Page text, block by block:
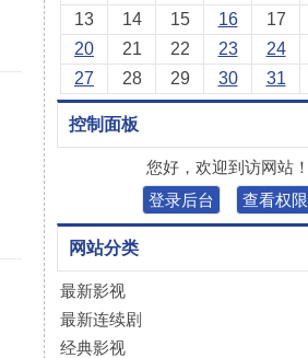
13
14 15 16 17
20
21 22 23 24
27
28 29 30 31
控制面板
您好，欢迎到访网站！
登录后台
查看权限
网站分类
最新影视
最新连续剧
经典影视